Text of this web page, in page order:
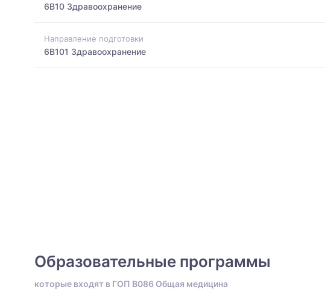
6B10 Здравоохранение
Направление подготовки
6B101 Здравоохранение
Образовательные программы
которые входят в ГОП B086 Общая медицина